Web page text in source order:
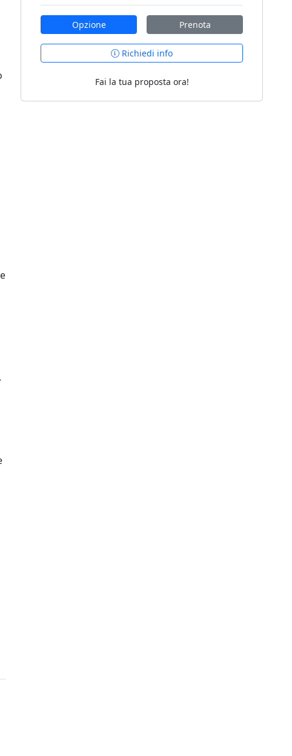
Opzione Prenota
Richiedi info
Fai la tua proposta ora!